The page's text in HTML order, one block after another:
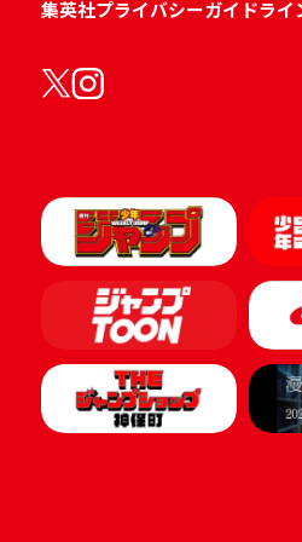
集英社プライバシーガイドライ